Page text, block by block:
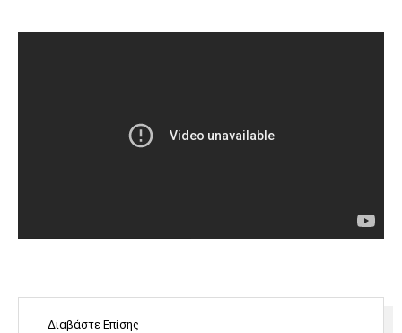
Διαβάστε Επίσης